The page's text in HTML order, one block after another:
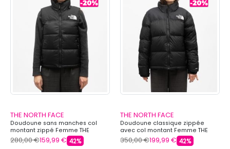
THE NORTH FACE
Doudoune sans manches col
montant zippé Femme THE
NORTH FACE
280,00 €159,99 € 42%
THE NORTH FACE
Doudoune classique zippée
avec col montant Femme THE
NORTH FACE
350,00 €199,99 € 42%